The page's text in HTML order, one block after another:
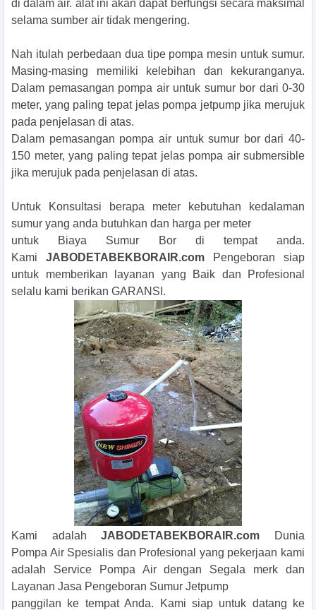
di dalam air. alat ini akan dapat berfungsi secara maksimal
selama sumber air tidak mengering.
Nah itulah perbedaan dua tipe pompa mesin untuk sumur.
Masing-masing memiliki kelebihan dan kekuranganya.
Dalam pemasangan pompa air untuk sumur bor dari 0-30
meter, yang paling tepat jelas pompa jetpump jika merujuk
pada penjelasan di atas.
Dalam pemasangan pompa air untuk sumur bor dari 40-
150 meter, yang paling tepat jelas pompa air submersible
jika merujuk pada penjelasan di atas.
Untuk Konsultasi berapa meter kebutuhan kedalaman
sumur yang anda butuhkan dan harga per meter
untuk Biaya Sumur Bor di tempat anda.
Kami JABODETABEKBORAIR.com Pengeboran siap
untuk memberikan layanan yang Baik dan Profesional
selalu kami berikan GARANSI.
Kami adalahJABODETABEKBORAIR.com Dunia
Pompa Air Spesialis dan Profesional yang pekerjaan kami
adalah Service Pompa Air dengan Segala merk dan
Layanan Jasa Pengeboran Sumur Jetpump
panggilan ke tempat Anda. Kami siap untuk datang ke